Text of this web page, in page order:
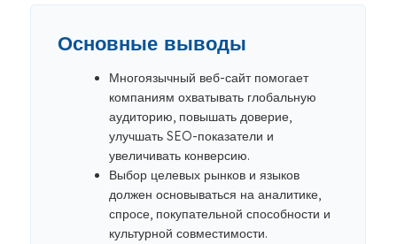
Основные выводы
Многоязычный веб-сайт помогает
компаниям охватывать глобальную
аудиторию, повышать доверие,
улучшать SEO-показатели и
увеличивать конверсию.
Выбор целевых рынков и языков
должен основываться на аналитике,
спросе, покупательной способности и
культурной совместимости.